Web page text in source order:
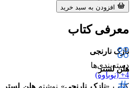
افزودن به سبد خرید
معرفی کتاب
نازک نارنجی
هلن لستر
کتاب «نازک نارنجی» نوشتههلن لستر
دسته‌بندی‌ها
4+ (نوباوه)